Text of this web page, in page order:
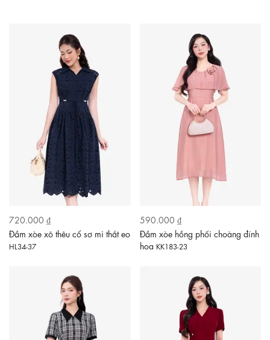
720.000 ₫
Đầm xòe xô thêu cổ sơ mi thắt eo
HL34-37
590.000 ₫
Đầm xòe hồng phối choàng đính
hoa KK183-23